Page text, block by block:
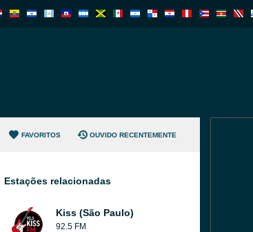
FAVORITOS OUVIDO RECENTEMENTE
Estações relacionadas
Kiss (São Paulo)
92.5 FM